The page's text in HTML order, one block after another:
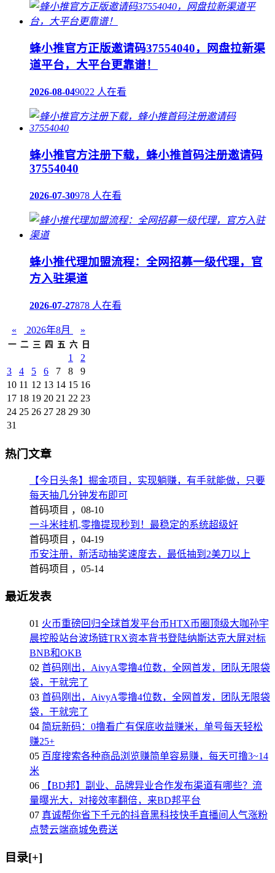
蜂小推官方正版邀请码37554040，网盘拉新渠
道平台，大平台更靠谱！
2026-08-049022 人在看
蜂小推官方注册下载，蜂小推首码注册邀请码
37554040
2026-07-30978 人在看
蜂小推代理加盟流程：全网招募一级代理，官
方入驻渠道
2026-07-27878 人在看
« 2026年8月 »
一 二 三 四 五 六 日
1
2
3
4 5 6 7 8
9
10 11 12 13 14 15 16
17 18 19 20 21 22 23
24 25 26 27 28 29 30
31
热门文章
【今日头条】掘金项目，实现躺赚，有手就能做，只要
每天抽几分钟发布即可
首码项目 ， 08-10
一斗米挂机,零撸提现秒到！最稳定的系统超级好
首码项目 ， 04-19
币安注册，新活动抽奖速度去，最低抽到2美刀以上
首码项目 ， 05-14
最近发表
01 火币重磅回归全球首发平台币HTX币圈顶级大咖孙宇
晨控股站台波场链TRX资本背书登陆纳斯达克大屏对标
BNB和OKB
02 首码刚出，AivyA零撸4位数，全网首发，团队无限袋
袋，干就完了
03 首码刚出，AivyA零撸4位数，全网首发，团队无限袋
袋，干就完了
04 简玩新码：0撸看广有保底收益赚米，单号每天轻松
赚25+
05 百度搜索各种商品浏览赚简单容易赚，每天可撸3~14
米
06
【BD邦】副业、品牌异业合作发布渠道有哪些？流
量曝光大，对接效率翻倍，来BD邦平台
07 真诚帮你省下千元的抖音黑科技快手直播间人气涨粉
点赞云端商城免费送
目录[+]